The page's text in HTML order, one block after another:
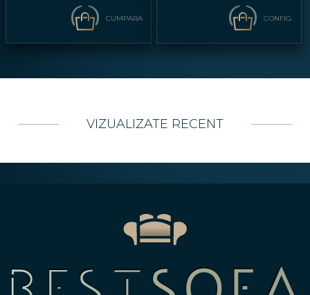
227X376X182CM
CUMPARA CONFIG.
VIZUALIZATE RECENT